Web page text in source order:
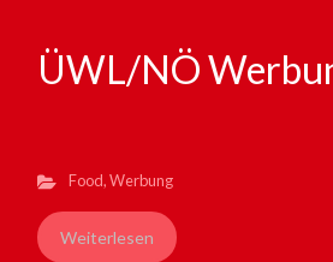
ÜWL/NÖ
Food,Werbung
Weiterlesen